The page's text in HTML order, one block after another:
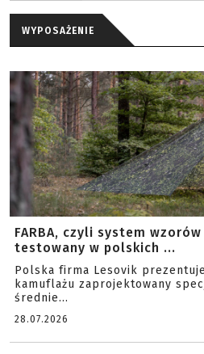
WYPOSAŻENIE
FARBA, czyli system
testowany w polskich ...
Polska firma Lesovik prezentuje
kamuflażu zaprojektowany
średnie...
28.07.2026